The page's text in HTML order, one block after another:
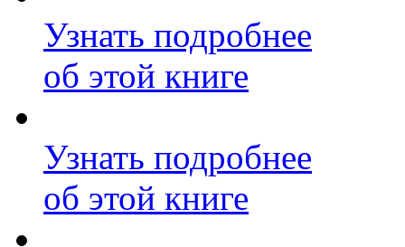
Узнать подробнее
об этой книге
Узнать подробнее
об этой книге